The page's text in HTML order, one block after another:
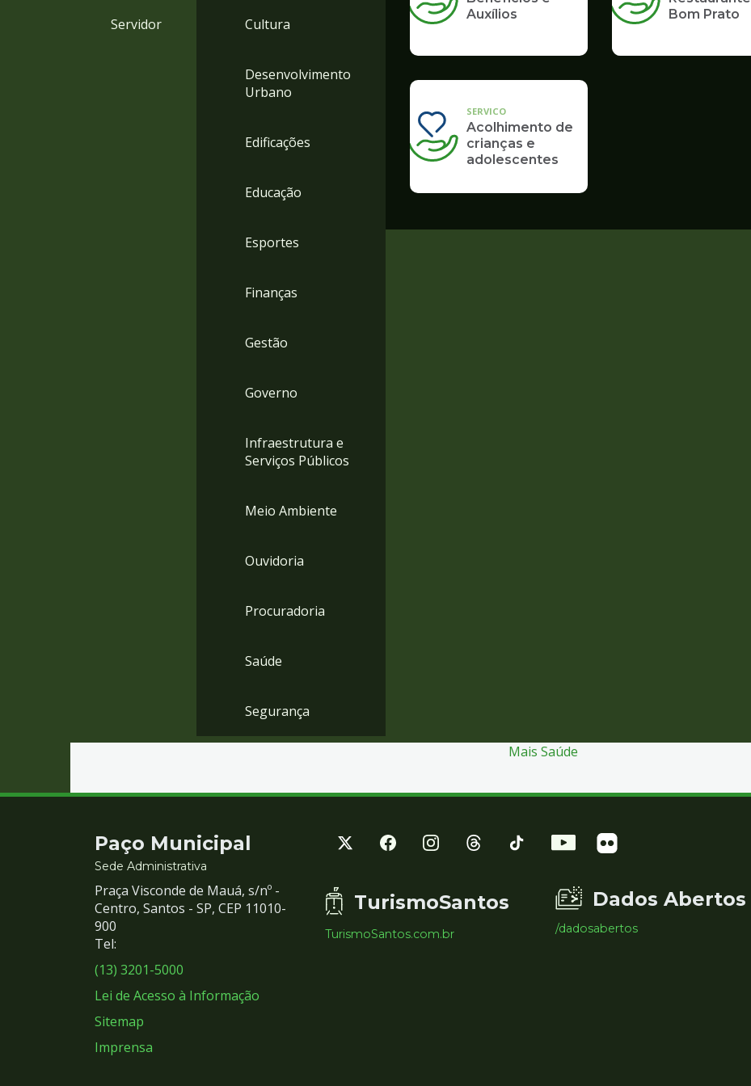
Servidor Cultura
Desenvolvimento
Urbano
Edificações
Educação
Esportes
Finanças
Gestão
Governo
Infraestrutura e
Serviços Públicos
Meio Ambiente
Ouvidoria
Procuradoria
Saúde
Segurança
Auxílios
Bom Prato
SERVICO
Acolhimento de
crianças e
adolescentes
Mais Saúde
Contato
e
Redes
Sociais
Paço Municipal
Sede Administrativa
Praça Visconde de Mauá, s/nº -
Centro, Santos - SP, CEP 11010-
900
Tel:
(13) 3201-5000
Lei de Acesso à Informação
Sitemap
Imprensa
TurismoSantos
TurismoSantos.com.br
Dados Abertos
/dadosabertos